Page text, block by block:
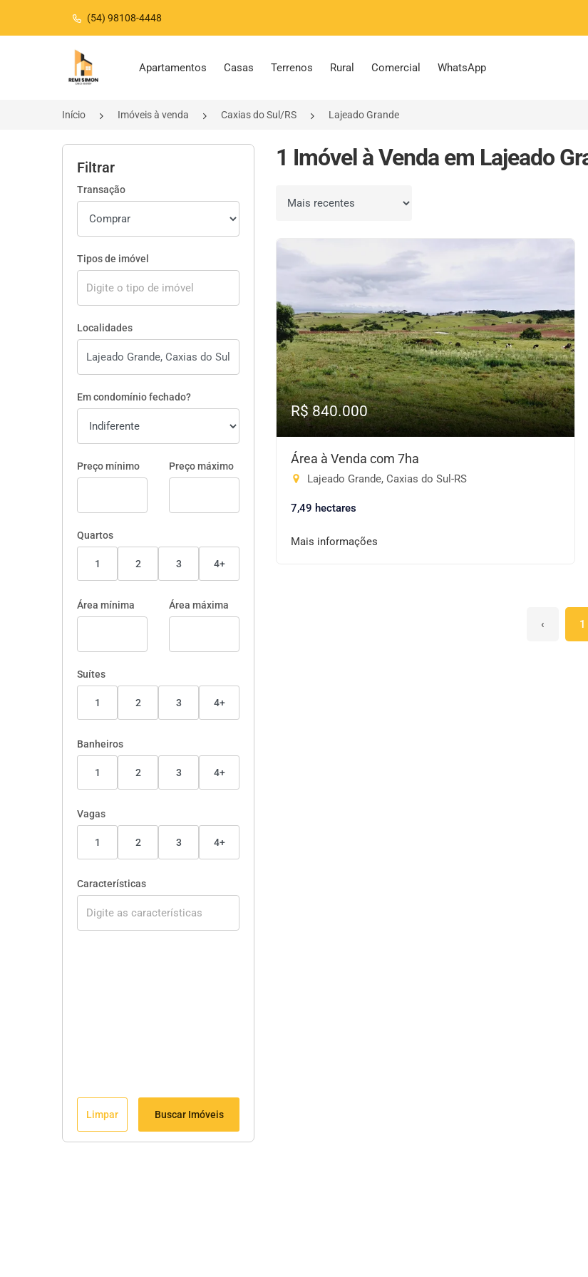
(54) 98108-4448
Página inicial
Apartamentos Casas Terrenos Rural Comercial WhatsApp
Início Imóveis à venda Caxias do Sul/RS Lajeado Grande
Filtrar
Transação
Tipos de imóvel
Localidades
Em condomínio fechado?
Preço mínimo Preço máximo
Quartos
1 2 3 4+
Área mínima Área máxima
Suítes
1 2 3 4+
Banheiros
1 2 3 4+
Vagas
1 2 3 4+
Características
Limpar Buscar Imóveis
1 Imóvel à Venda em Lajeado
Ordenar por
R$ 840.000
Área à Venda com 7ha
Lajeado Grande, Caxias do Sul-RS
7,49 hectares
Mais informações
‹ 1